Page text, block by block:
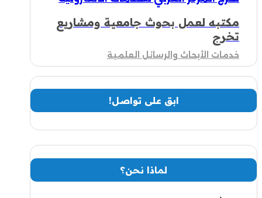
مكتبه لعمل بحوث جامعية ومشاريع
تخرج
خدمات الأبحاث والرسائل العلمية
ابق على تواصل!
لماذا نحن؟